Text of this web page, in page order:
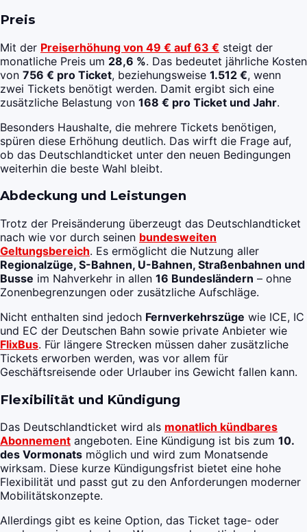
Preis
Mit der Preiserhöhung von 49 € auf 63 € steigt der
monatliche Preis um 28,6 %. Das bedeutet jährliche Kosten
von 756 € pro Ticket, beziehungsweise 1.512 €, wenn
zwei Tickets benötigt werden. Damit ergibt sich eine
zusätzliche Belastung von 168 € pro Ticket und Jahr.
Besonders Haushalte, die mehrere Tickets benötigen,
spüren diese Erhöhung deutlich. Das wirft die Frage auf,
ob das Deutschlandticket unter den neuen Bedingungen
weiterhin die beste Wahl bleibt.
Abdeckung und Leistungen
Trotz der Preisänderung überzeugt das Deutschlandticket
nach wie vor durch seinen bundesweiten
Geltungsbereich. Es ermöglicht die Nutzung aller
Regionalzüge, S-Bahnen, U-Bahnen, Straßenbahnen und
Busse im Nahverkehr in allen 16 Bundesländern – ohne
Zonenbegrenzungen oder zusätzliche Aufschläge.
Nicht enthalten sind jedoch Fernverkehrszüge wie ICE, IC
und EC der Deutschen Bahn sowie private Anbieter wie
FlixBus. Für längere Strecken müssen daher zusätzliche
Tickets erworben werden, was vor allem für
Geschäftsreisende oder Urlauber ins Gewicht fallen kann.
Flexibilität und Kündigung
Das Deutschlandticket wird als monatlich kündbares
Abonnement angeboten. Eine Kündigung ist bis zum 10.
des Vormonats möglich und wird zum Monatsende
wirksam. Diese kurze Kündigungsfrist bietet eine hohe
Flexibilität und passt gut zu den Anforderungen moderner
Mobilitätskonzepte.
Allerdings gibt es keine Option, das Ticket tage- oder